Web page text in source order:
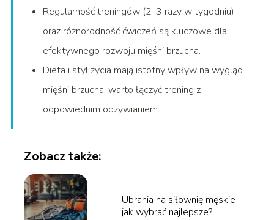
Regularność treningów (2-3 razy w tygodniu)
oraz różnorodność ćwiczeń są kluczowe dla
efektywnego rozwoju mięśni brzucha.
Dieta i styl życia mają istotny wpływ na wygląd
mięśni brzucha; warto łączyć trening z
odpowiednim odżywianiem.
Zobacz także:
Ubrania na siłownię męskie –
jak wybrać najlepsze?